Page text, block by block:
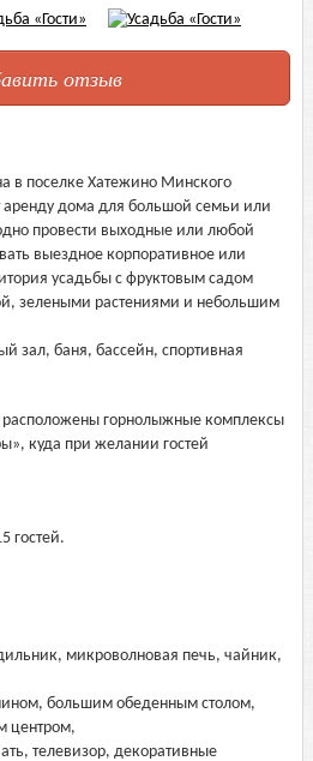
отзыв
в поселке Хатежино Минского
аренду дома для большой семьи или
провести выходные или любой
выездное корпоративное или
усадьбы с фруктовым садом
зелеными растениями и небольшим
зал, баня, бассейн, спортивная
расположены горнолыжные комплексы
куда при желании гостей
гостей.
микроволновая печь, чайник,
большим обеденным столом,
центром,
телевизор, декоративные